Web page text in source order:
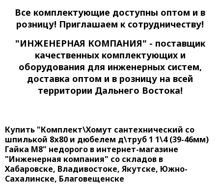
Все комплектующие доступны оптом и в
розницу! Приглашаем к сотрудничеству!
"ИНЖЕНЕРНАЯ КОМПАНИЯ" - поставщик
качественных комплектующих и
оборудования для инженерных систем,
доставка оптом и в розницу на всей
территории Дальнего Востока!
Купить "Комплект\Хомут сантехнический со
шпилькой 8х80 и дюбелем д\труб 1 1\4 (39-46мм)
Гайка М8" недорого в интернет-магазине
"Инженерная компания" со складов в
Хабаровске, Владивостоке, Якутске, Южно-
Сахалинске, Благовещенске